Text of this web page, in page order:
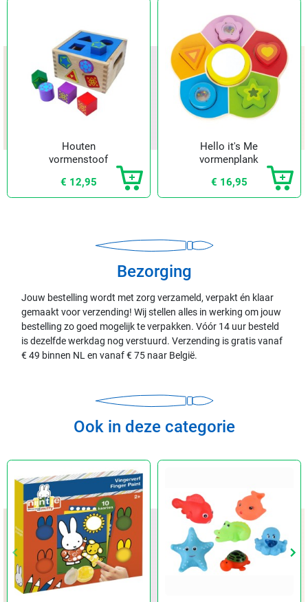
Vorige
keyboard_arrow_left keyboard_arrow_right
Houten
vormenstoof
€ 12,95
Hello it's Me
vormenplank
€ 16,95
Bezorging
Jouw bestelling wordt met zorg verzameld, verpakt én klaar
gemaakt voor verzending! Wij stellen alles in werking om jouw
bestelling zo goed mogelijk te verpakken. Vóór 14 uur besteld
is dezelfde werkdag nog verstuurd. Verzending is gratis vanaf
€ 49 binnen NL en vanaf € 75 naar België.
Ook in deze categorie
Vorige
keyboard_arrow_left keyboard_arrow_right